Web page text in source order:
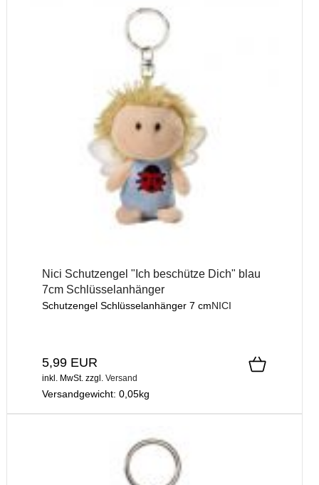
Nici Schutzengel "Ich beschütze Dich" blau
7cm Schlüsselanhänger
Schutzengel Schlüsselanhänger 7 cmNICI
5,99 EUR
inkl. MwSt. zzgl. Versand
Versandgewicht: 0,05kg